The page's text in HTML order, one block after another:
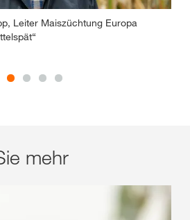
Leiter Maiszüchtung Europa
mehr